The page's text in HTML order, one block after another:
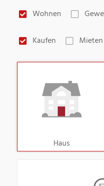
Wohnen
Kaufen Mieten
Haus